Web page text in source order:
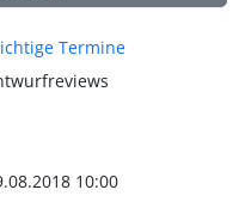
Termine
10:00